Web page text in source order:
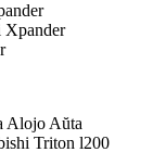
Xpander